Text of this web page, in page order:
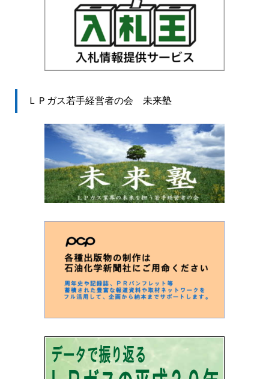
ＬＰガス若手経営者の会 未来塾